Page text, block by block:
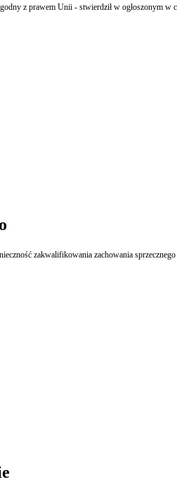
z prawem Unii - stwierdził w ogłoszonym
zakwalifikowania zachowania